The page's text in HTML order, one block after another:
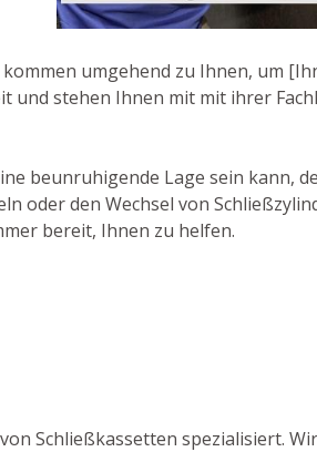
umgehend zu Ihnen, um
stehen Ihnen mit mit ihrer
beunruhigende Lage sein kann,
oder den Wechsel von
bereit, Ihnen zu helfen.
Schließkassetten spezialisiert.